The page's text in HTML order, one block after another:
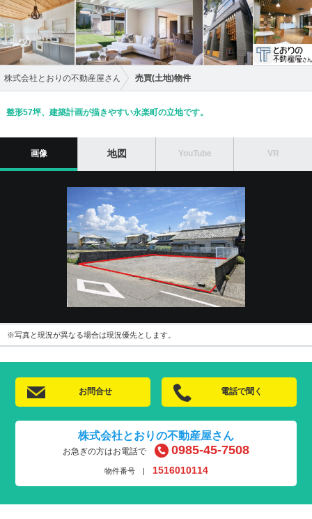
株式会社とおりの不動産屋さん 売買(土地)物件
整形57坪、建築計画が描きやすい永楽町の立地です。
画像 地図 YouTube VR
※写真と現況が異なる場合は現況優先とします。
お問合せ 電話で聞く
株式会社とおりの不動産屋さん
お急ぎの方はお電話で 0985-45-7508
物件番号 | 1516010114